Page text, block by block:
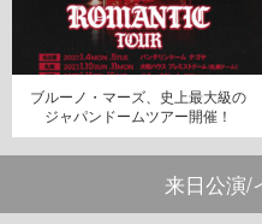
ブルーノ・マーズ、史上最大級の
ジャパンドームツアー開催！
来日公演/